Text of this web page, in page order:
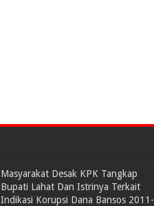
Masyarakat Desak KPK Tangkap
Bupati Lahat Dan Istrinya Terkait
Indikasi Korupsi Dana Bansos 2011-